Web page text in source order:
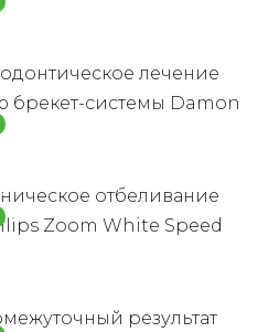
с помощью
Damon Q
системой
Speed (Zoom4)